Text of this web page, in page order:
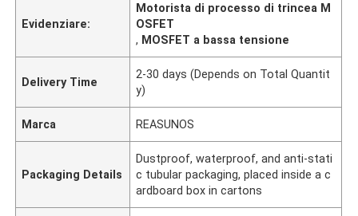
Evidenziare:
Motorista di processo di trincea M
OSFET
, MOSFET a bassa tensione
Delivery Time
2-30 days (Depends on Total Quantit
y)
Marca REASUNOS
Packaging Details
Dustproof, waterproof, and anti-stati
c tubular packaging, placed inside a c
ardboard box in cartons